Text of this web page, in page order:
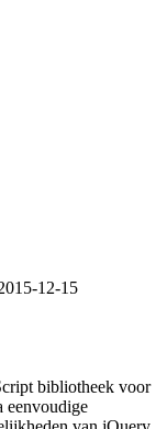
12-15
bibliotheek voor
eenvoudige